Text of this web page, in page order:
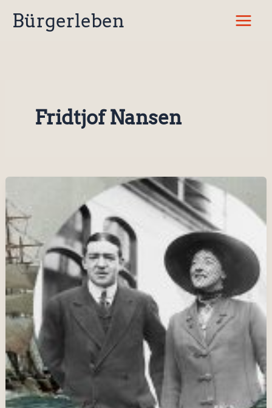
InhaltBürgerleben
Fridtjof Nansen